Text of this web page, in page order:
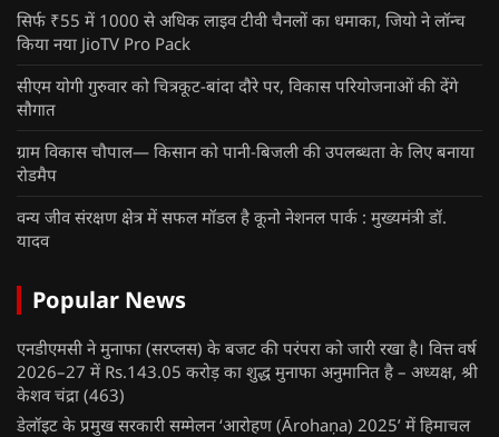
सिर्फ ₹55 में 1000 से अधिक लाइव टीवी चैनलों का धमाका, जियो ने लॉन्च
किया नया JioTV Pro Pack
सीएम योगी गुरुवार को चित्रकूट-बांदा दौरे पर, विकास परियोजनाओं की देंगे
सौगात
ग्राम विकास चौपाल— किसान को पानी-बिजली की उपलब्धता के लिए बनाया
रोडमैप
वन्य जीव संरक्षण क्षेत्र में सफल मॉडल है कूनो नेशनल पार्क : मुख्यमंत्री डॉ.
यादव
Popular News
एनडीएमसी ने मुनाफा (सरप्लस) के बजट की परंपरा को जारी रखा है। वित्त वर्ष
2026–27 में Rs.143.05 करोड़ का शुद्ध मुनाफा अनुमानित है – अध्यक्ष, श्री
केशव चंद्रा (463)
डेलॉइट के प्रमुख सरकारी सम्मेलन ‘आरोहण (Ārohaṇa) 2025’ में हिमाचल